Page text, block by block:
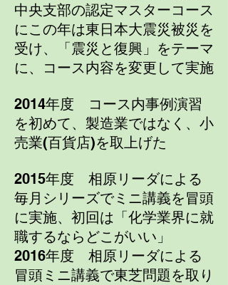
中央支部の認定マスターコース
にこの年は東日本大震災被災を
受け、「震災と復興」をテーマ
に、コース内容を変更して実施
2014年度 コース内事例演習
を初めて、製造業ではなく、小
売業(百貨店)を取上げた
2015年度 相原リーダによる
毎月シリーズでミニ講義を冒頭
に実施、初回は「化学業界に就
職するならどこがいい」
2016年度 相原リーダによる
冒頭ミニ講義で東芝問題を取り